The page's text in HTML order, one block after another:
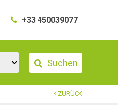
+33 450039077
Suchen
ZURÜCK